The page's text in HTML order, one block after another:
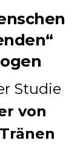
Studie
von